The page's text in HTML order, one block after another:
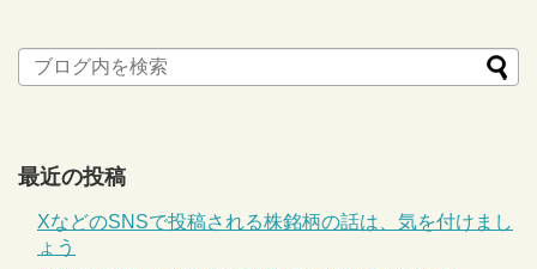
最近の投稿
XなどのSNSで投稿される株銘柄の話は、気を付けまし
ょう